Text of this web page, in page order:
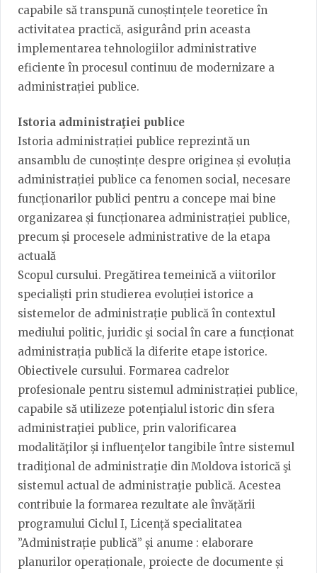
capabile să transpună cunoștințele teoretice în
activitatea practică, asigurând prin aceasta
implementarea tehnologiilor administrative
eficiente în procesul continuu de modernizare a
administrației publice.
Istoria administraţiei publice
Istoria administrației publice reprezintă un
ansamblu de cunoștințe despre originea și evoluția
administrației publice ca fenomen social, necesare
funcționarilor publici pentru a concepe mai bine
organizarea și funcționarea administrației publice,
precum și procesele administrative de la etapa
actuală
Scopul cursului. Pregătirea temeinică a viitorilor
specialiști prin studierea evoluției istorice a
sistemelor de administrație publică în contextul
mediului politic, juridic şi social în care a funcționat
administrația publică la diferite etape istorice.
Obiectivele cursului. Formarea cadrelor
profesionale pentru sistemul administrației publice,
capabile să utilizeze potenţialul istoric din sfera
administraţiei publice, prin valorificarea
modalităţilor şi influenţelor tangibile între sistemul
tradiţional de administraţie din Moldova istorică şi
sistemul actual de administraţie publică. Acestea
contribuie la formarea rezultate ale învățării
programului Ciclul I, Licență specialitatea
”Administrație publică” și anume : elaborare
planurilor operaționale, proiecte de documente și